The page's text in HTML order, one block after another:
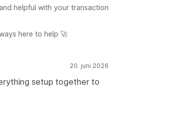
helpful with your transaction
here to help 🚀
20. juni 2026
setup together to